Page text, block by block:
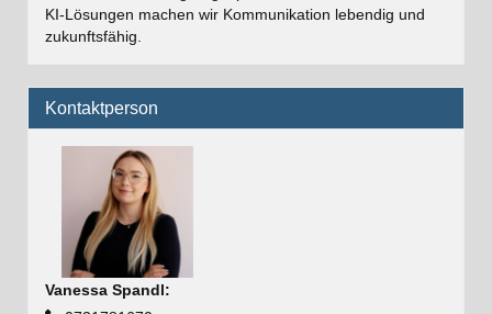
KI-Lösungen machen wir Kommunikation lebendig und
zukunftsfähig.
Kontaktperson
Vanessa Spandl: